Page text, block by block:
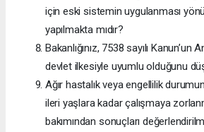
için eski sistemin uygulanması
yapılmakta mıdır?
Bakanlığınız, 7538 sayılı Kanun’un
devlet ilkesiyle uyumlu olduğunu
Ağır hastalık veya engellilik
ileri yaşlara kadar çalışmaya
bakımından sonuçları